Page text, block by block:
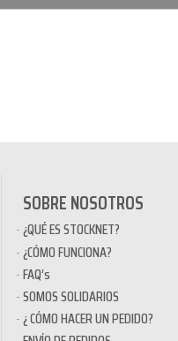
SOBRE NOSOTROS
¿QUÉ ES STOCKNET?
¿CÓMO FUNCIONA?
FAQ’s
SOMOS SOLIDARIOS
¿ CÓMO HACER UN PEDIDO?